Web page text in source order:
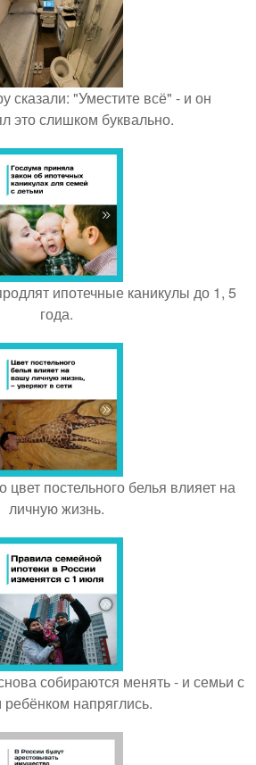
сказали: "Уместите всё" - и он
это слишком буквально.
ипотечные каникулы до 1, 5
года.
цвет постельного белья влияет на
личную жизнь.
собираются менять - и семьи с
напряглись.